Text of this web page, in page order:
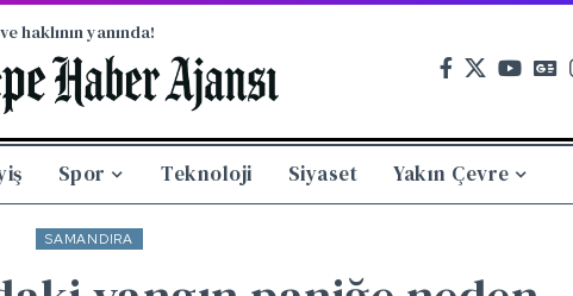
haklının yanında!
Spor Teknoloji Siyaset Yakın Çevre
SAMANDIRA